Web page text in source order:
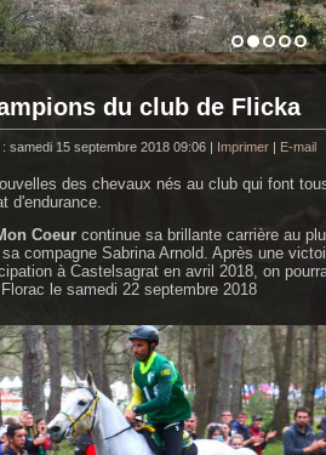
du club de Flicka
samedi 15 septembre 2018 09:06 | Imprimer | E-mail
des chevaux nés au club qui font
d'endurance.
Coeur continue sa brillante carrière au
compagne Sabrina Arnold. Après une
à Castelsagrat en avril 2018, on
le samedi 22 septembre 2018